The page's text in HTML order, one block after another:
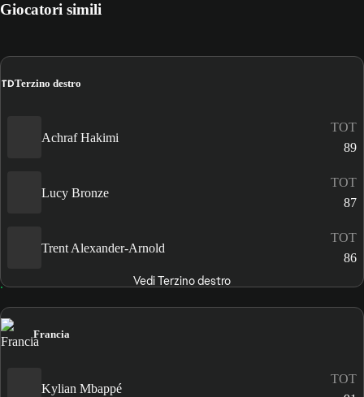
Giocatori simili
TDTerzino destro
Achraf Hakimi
TOT
89
Lucy Bronze
TOT
87
Trent Alexander-Arnold
TOT
86
Vedi Terzino destro
Francia
Kylian Mbappé
TOT